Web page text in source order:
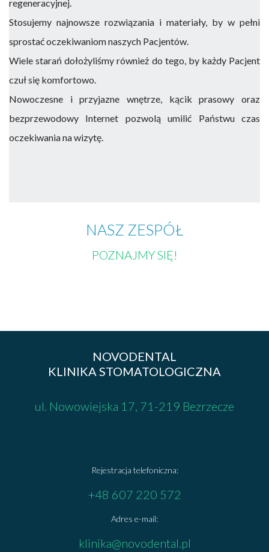
regeneracyjnej.
Stosujemy najnowsze rozwiązania i materiały, by w pełni
sprostać oczekiwaniom naszych Pacjentów.
Wiele starań dołożyliśmy również do tego, by każdy Pacjent
czuł się komfortowo.
Nowoczesne i przyjazne wnętrze, kącik prasowy oraz
bezprzewodowy Internet pozwolą umilić Państwu czas
oczekiwania na wizytę.
NASZ ZESPÓŁ
POZNAJMY SIĘ!
NOVODENTAL
KLINIKA STOMATOLOGICZNA
ul. Nowowiejska 17, 71-219 Bezrzecze
Rejestracja telefoniczna:
+48 607 220 572
Adres e-mail:
klinika@novodental.pl